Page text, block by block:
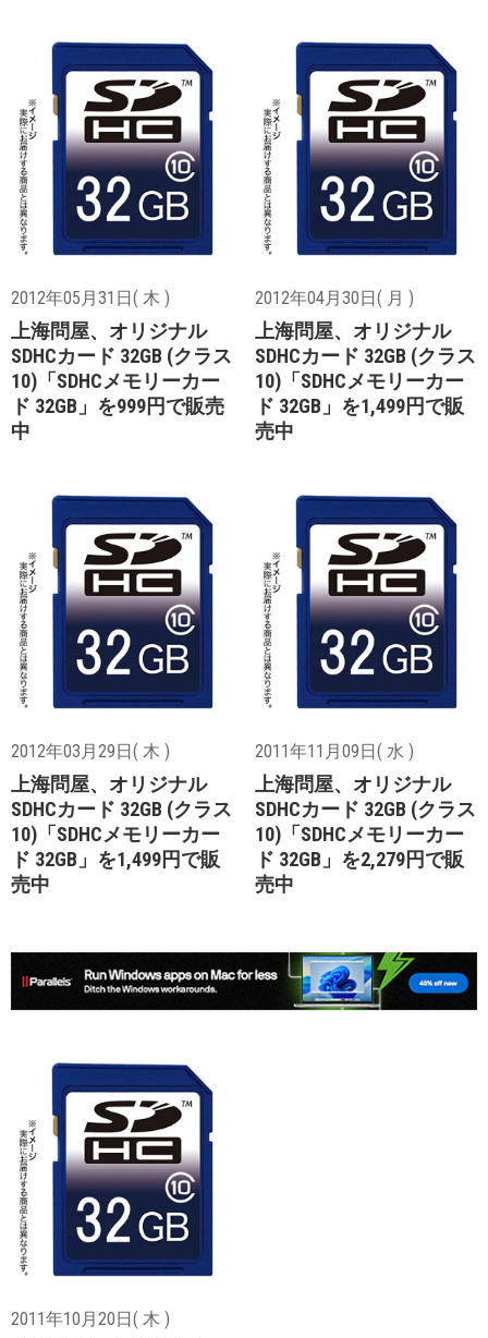
2012年05月31日( 木 )
上海問屋、オリジナル
SDHCカード 32GB (クラス
10)「SDHCメモリーカー
ド 32GB」を999円で販売
中
2012年04月30日( 月 )
上海問屋、オリジナル
SDHCカード 32GB (クラス
10)「SDHCメモリーカー
ド 32GB」を1,499円で販
売中
2012年03月29日( 木 )
上海問屋、オリジナル
SDHCカード 32GB (クラス
10)「SDHCメモリーカー
ド 32GB」を1,499円で販
売中
2011年11月09日( 水 )
上海問屋、オリジナル
SDHCカード 32GB (クラス
10)「SDHCメモリーカー
ド 32GB」を2,279円で販
売中
2011年10月20日( 木 )